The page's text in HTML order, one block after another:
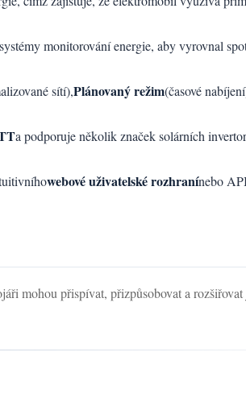
monitorování energie, aby vyrovnal
sítí),Plánovaný režim(časové
a podporuje několik značek solárních
webové uživatelské rozhranínebo
mohou přispívat, přizpůsobovat a